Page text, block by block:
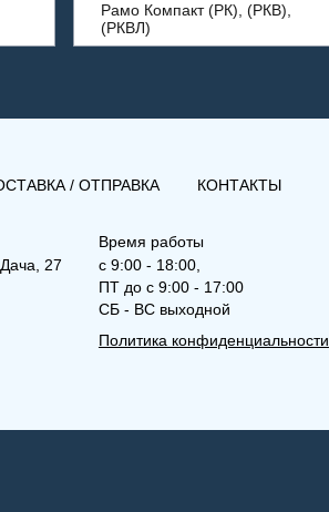
Рамо Компакт (РК), (РКВ),
(РКВЛ)
/ ОТПРАВКА КОНТАКТЫ
27
Время работы
с 9:00 - 18:00,
ПТ до с 9:00 - 17:00
СБ - ВС выходной
Политика конфиденциальности